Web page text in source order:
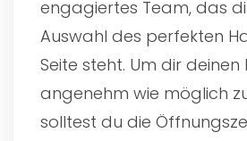
engagiertes Team, das
Auswahl des perfekten
Seite steht. Um dir deinen
angenehm wie möglich
solltest du die